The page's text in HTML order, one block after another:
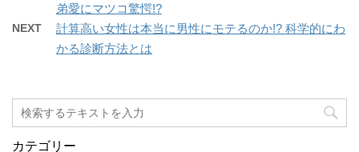
弟愛にマツコ驚愕!?
NEXT
計算高い女性は本当に男性にモテるのか!? 科学的にわ
かる診断方法とは
カテゴリー